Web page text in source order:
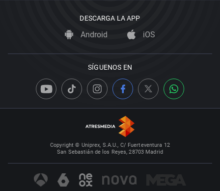
DESCARGA LA APP
Android iOS
SÍGUENOS EN
Copyright © Uniprex, S.A.U., C/ Fuerteventura 12
San Sebastián de los Reyes, 28703 Madrid